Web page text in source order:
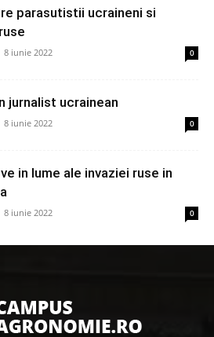
parasutistii ucraineni si
8 iunie 2022 0
jurnalist ucrainean
8 iunie 2022 0
in lume ale invaziei ruse in
8 iunie 2022 0